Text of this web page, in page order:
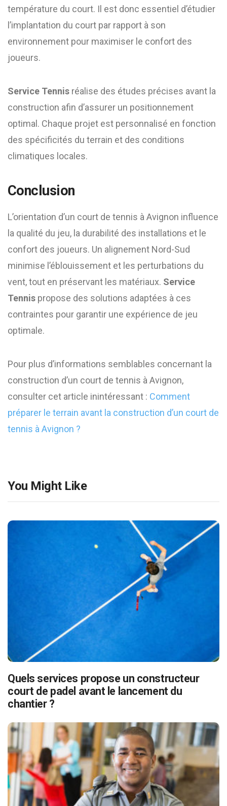
température du court. Il est donc essentiel d’étudier
l’implantation du court par rapport à son
environnement pour maximiser le confort des
joueurs.
Service Tennis réalise des études précises avant la
construction afin d’assurer un positionnement
optimal. Chaque projet est personnalisé en fonction
des spécificités du terrain et des conditions
climatiques locales.
Conclusion
L’orientation d’un court de tennis à Avignon influence
la qualité du jeu, la durabilité des installations et le
confort des joueurs. Un alignement Nord-Sud
minimise l’éblouissement et les perturbations du
vent, tout en préservant les matériaux. Service
Tennis propose des solutions adaptées à ces
contraintes pour garantir une expérience de jeu
optimale.
Pour plus d’informations semblables concernant la
construction d’un court de tennis à Avignon,
consulter cet article inintéressant : Comment
préparer le terrain avant la construction d’un court de
tennis à Avignon ?
You Might Like
Quels services propose un constructeur
court de padel avant le lancement du
chantier ?